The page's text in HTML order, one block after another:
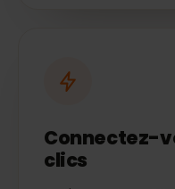
Connectez-
clics